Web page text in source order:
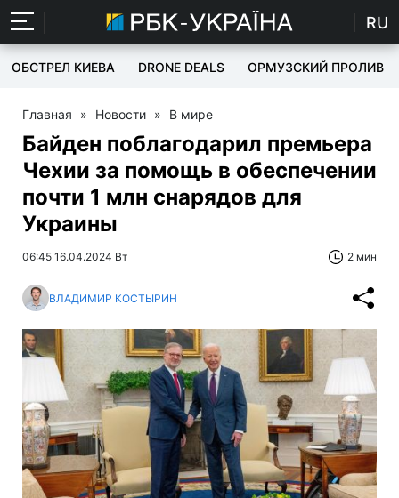
RU
ОБСТРЕЛ КИЕВА DRONE DEALS ОРМУЗСКИЙ ПРОЛИВ
Главная » Новости » В мире
Байден поблагодарил премьера
Чехии за помощь в обеспечении
почти 1 млн снарядов для
Украины
06:45 16.04.2024 Вт 2 мин
ВЛАДИМИР КОСТЫРИН